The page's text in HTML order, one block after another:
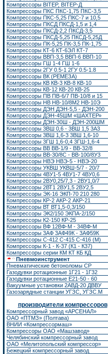
Компрессоры BITEP, BITEP-Д
Компрессоры ПКС ПКС-1,75 ПКС-3,5
Компрессоры ПКС-5,25 ПКС-7 и 10,5
Компрессоры ПКСД ПКСД-1,5 и 1,4
Компрессоры ПКСД-2,2 ПКСД-3,5
Компрессоры ПКСД-5,25 ПКСД-5,25Д
Компрессоры ПК-5,25 ПК-3,5 ПК-1,75
Компрессоры КТ-6 КТ-6ЭЛ КТ-7
Компрессоры ВВП-3,5 ВВП-6 ВВП-10
Компрессоры ГШ 1-4 ГШ 1-6
Компрессоры 2ГУ 0.5-1 2ГУ 0.5-1.8
Компрессоры ВК (РЕМЕЗА)
Компрессоры КВ КВ-3 КВ-8 КВ-10
Компрессоры КВ-12 КВ-20 КВ-25
Компрессоры ПВ ПВ-6/7 ПВ-10/8 и 15
Компрессоры НВ НВ-10/8М2 НВ-10Э
Компрессоры ДЭН ДЭН-5,5 - ДЭН-200
Компрессоры ДЭН-45ШМ «ШАХТЕР»
Компрессоры ДЭН-30Ш - ДЭН-200ШМ
Компрессоры 3ВШ 0,6 - 3ВШ 1,5 3А3
Компрессоры 3ВШ 1,6-3 3ВШ 1,6-10
Компрессоры 3ГШ 1,6-0,4 3ГШ-1,6-4
Компрессоры ВВ ВВ-1/9 - ВВ-32/8
Компрессоры ВВ-30/8С - ВВ-100/8У3
Компрессоры НВЭ НВЭ-5 - НВЭ-20
Компрессоры УКВШ УКВШ-5/7 - 20/7
Компрессоры 4ВУ1-5 4ВУ1-7 4ВУ0,6
Компрессоры 2ВУ0,25/7,3 - 2ВУ1,0/7
Компрессоры 2ВТ1 2ВУ1,5 2ВУ2,5
Компрессоры ЭК-16 ЭКП-70 210 280
Компрессоры КР-2 АКР-2 АКР-21
Компрессоры ВТ ВТ1,5-0,3/150
Компрессоры ЭК2/150 ЭКПА-2/150
Компрессоры К2-150 КР-25
Компрессоры ВФ 12ВФ-М - 34ВФ-М
Компрессоры 3АФ 3АФ49К - 3АФ59К
Компрессоры С-412 С-415 С-416 (М)
Компрессоры К-1 - К-37 (К1 - К37)
Компрессоры серии КМ КТ КБ КД
Пневмоинструмент
Пневматические бетоноломы CP
Газодувки ротационные 1Г21 - 1Г32
Газодувки ротационные Е21-50 - 60
Вакуумные установки 2АВД-20 ДВВУ
Газозарядные станции УГЗС, УГЗС.М
производители компрессоров
Компрессорный завод «АРСЕНАЛ»
ОАО «ПТМЗ» (Полтава)
ВНИИ «Компрессормаш»
Компрессоры ОАО «Машзавод»
Челябинский компрессорный завод
ОАО «Мелитопольский компрессор»
Бежецкий компрессорный завод